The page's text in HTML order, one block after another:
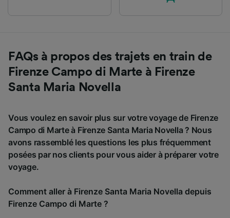
FAQs à propos des trajets en train de
Firenze Campo di Marte à Firenze
Santa Maria Novella
Vous voulez en savoir plus sur votre voyage de Firenze
Campo di Marte à Firenze Santa Maria Novella ? Nous
avons rassemblé les questions les plus fréquemment
posées par nos clients pour vous aider à préparer votre
voyage.
Comment aller à Firenze Santa Maria Novella depuis
Firenze Campo di Marte ?